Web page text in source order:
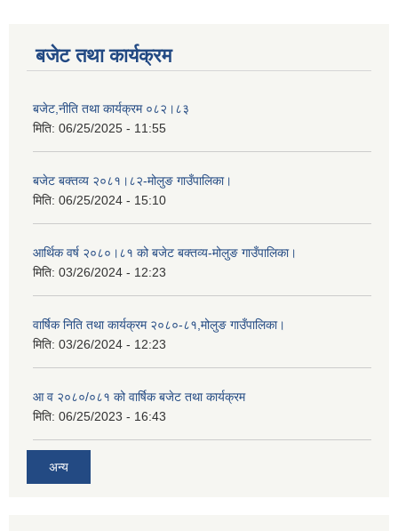
बजेट तथा कार्यक्रम
बजेट,नीति तथा कार्यक्रम ०८२।८३
मिति: 06/25/2025 - 11:55
बजेट बक्तव्य २०८१।८२-मोलुङ गाउँपालिका।
मिति: 06/25/2024 - 15:10
आर्थिक वर्ष २०८०।८१ को बजेट बक्तव्य-मोलुङ गाउँपालिका।
मिति: 03/26/2024 - 12:23
वार्षिक निति तथा कार्यक्रम २०८०-८१,मोलुङ गाउँपालिका।
मिति: 03/26/2024 - 12:23
आ व २०८०/०८१ को वार्षिक बजेट तथा कार्यक्रम
मिति: 06/25/2023 - 16:43
अन्य